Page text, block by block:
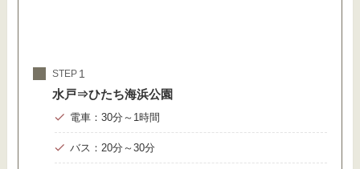
STEP
水戸⇒ひたち海浜公園
電車：30分～1時間
バス：20分～30分